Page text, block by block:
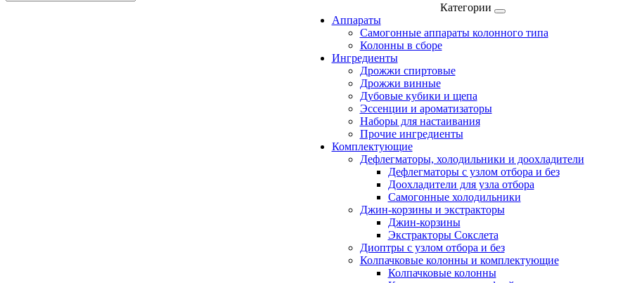
Категории
Аппараты
Самогонные аппараты колонного типа
Колонны в сборе
Ингредиенты
Дрожжи спиртовые
Дрожжи винные
Дубовые кубики и щепа
Эссенции и ароматизаторы
Наборы для настаивания
Прочие ингредиенты
Комплектующие
Дефлегматоры, холодильники и доохладители
Дефлегматоры с узлом отбора и без
Доохладители для узла отбора
Самогонные холодильники
Джин-корзины и экстракторы
Джин-корзины
Экстракторы Сокслета
Диоптры с узлом отбора и без
Колпачковые колонны и комплектующие
Колпачковые колонны